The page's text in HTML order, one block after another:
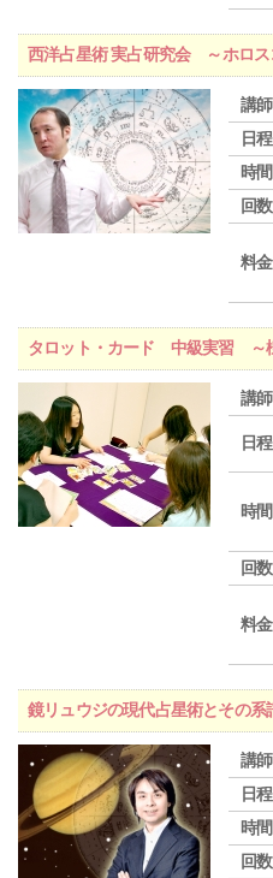
西洋占星術 実占研究会 ～ホロス
講師
日程
時間
回数
料金
タロット・カード 中級実習 ～
講師
日程
時間
回数
料金
鏡リュウジの現代占星術とその系
講師
日程
時間
回数